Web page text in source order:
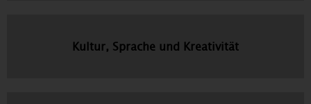
Kultur, Sprache und Kreativität